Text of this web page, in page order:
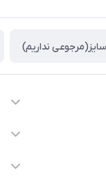
نداریم)